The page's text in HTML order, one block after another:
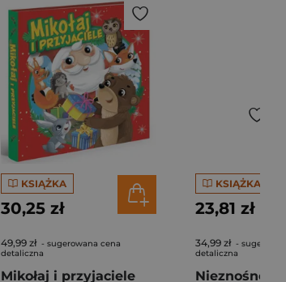
KSIĄŻKA
30,25 zł
49,99 zł - sugerowana cena
detaliczna
Mikołaj i przyjaciele
KSIĄŻKA
23,81 zł
34,99 zł -
detaliczna